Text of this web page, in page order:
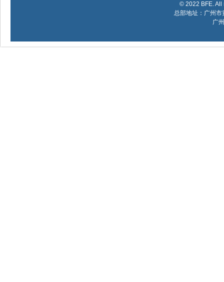
© 2022 BFE.
总部地址：广州
广